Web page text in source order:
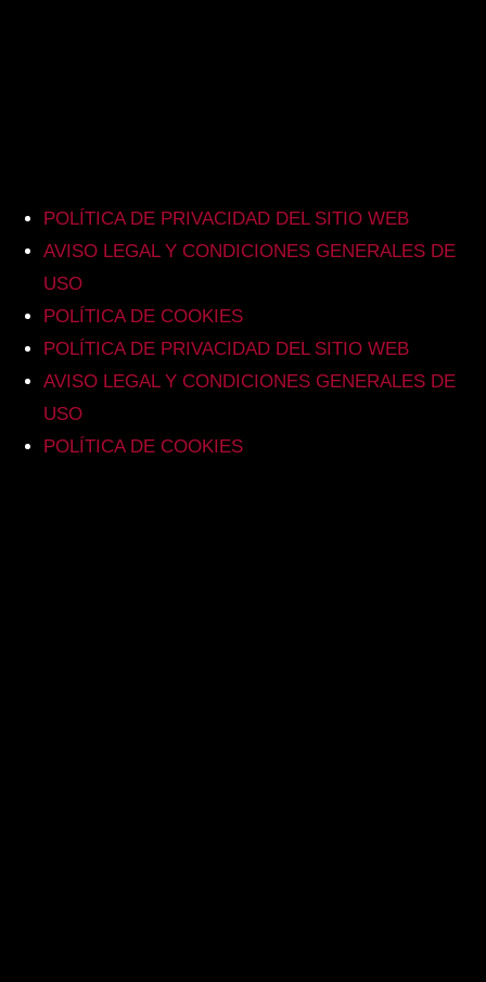
POLÍTICA DE PRIVACIDAD DEL SITIO WEB
AVISO LEGAL Y CONDICIONES GENERALES DE
USO
POLÍTICA DE COOKIES
POLÍTICA DE PRIVACIDAD DEL SITIO WEB
AVISO LEGAL Y CONDICIONES GENERALES DE
USO
POLÍTICA DE COOKIES